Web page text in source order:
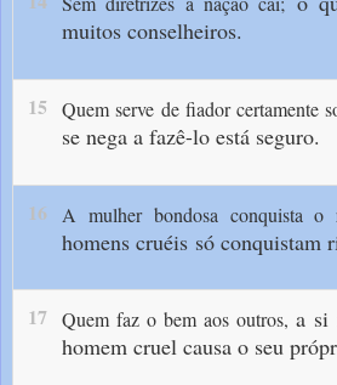
muitos conselheiros.
15 Quem serve de fiador certamente
se nega a fazê-lo está seguro.
16 A mulher bondosa conquista
homens cruéis só conquistam
17 Quem faz o bem aos outros,a si
homem cruel causa o seu